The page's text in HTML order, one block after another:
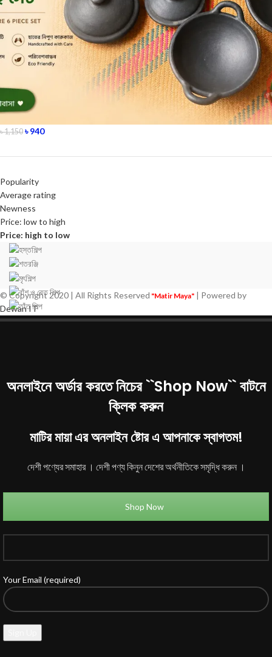
৳1,150 ৳940
Popularity
Average rating
Newness
Price: low to high
Price: high to low
© Copyright 2020 | All Rights Reserved "Matir Maya" | Powered by
Dewan IT
অনলাইনে অর্ডার করতে নিচের ``Shop Now`` বাটনে
ক্লিক করুন
মাটির মায়া এর অনলাইন ষ্টোর এ আপনাকে স্বাগতম!
দেশী পণ্যের সমাহার । দেশী পণ্য কিনুন দেশের অর্থনীতিকে সমৃদ্ধি করুন ।
Shop Now
Your Email (required)